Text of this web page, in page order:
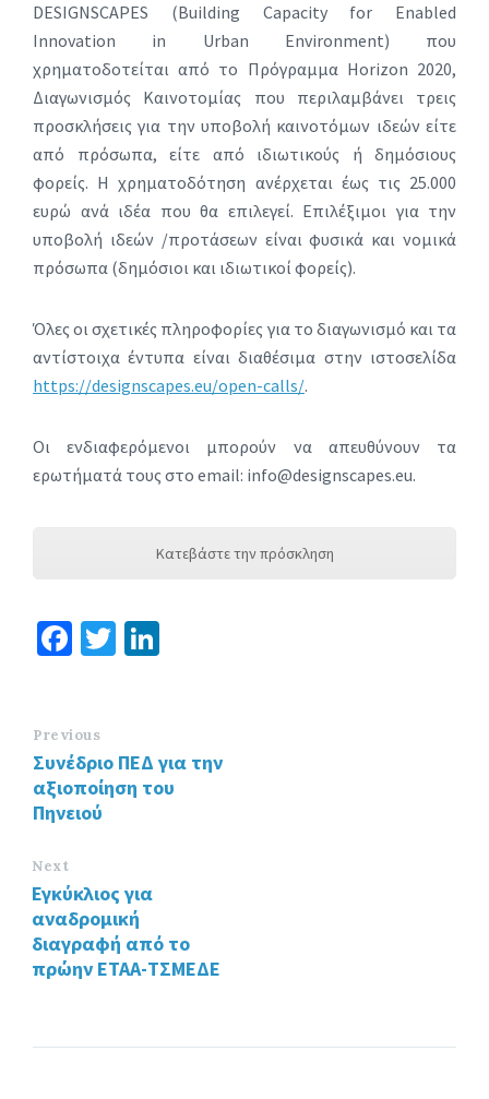
DESIGNSCAPES (Building Capacity for Enabled
Innovation in Urban Environment) που
χρηματοδοτείται από το Πρόγραμμα Horizon 2020,
Διαγωνισμός Καινοτομίας που περιλαμβάνει τρεις
προσκλήσεις για την υποβολή καινοτόμων ιδεών είτε
από πρόσωπα, είτε από ιδιωτικούς ή δημόσιους
φορείς. Η χρηματοδότηση ανέρχεται έως τις 25.000
ευρώ ανά ιδέα που θα επιλεγεί. Επιλέξιμοι για την
υποβολή ιδεών /προτάσεων είναι φυσικά και νομικά
πρόσωπα (δημόσιοι και ιδιωτικοί φορείς).
Όλες οι σχετικές πληροφορίες για το διαγωνισμό και τα
αντίστοιχα έντυπα είναι διαθέσιμα στην ιστοσελίδα
https://designscapes.eu/open-calls/.
Οι ενδιαφερόμενοι μπορούν να απευθύνουν τα
ερωτήματά τους στο email: info@designscapes.eu.
Κατεβάστε την πρόσκληση
Fa
o
o
k
T
n
Previous
Συνέδριο ΠΕΔ για την
αξιοποίηση του
Πηνειού
Next
Εγκύκλιος για
αναδρομική
διαγραφή από το
πρώην ΕΤΑΑ-ΤΣΜΕΔΕ